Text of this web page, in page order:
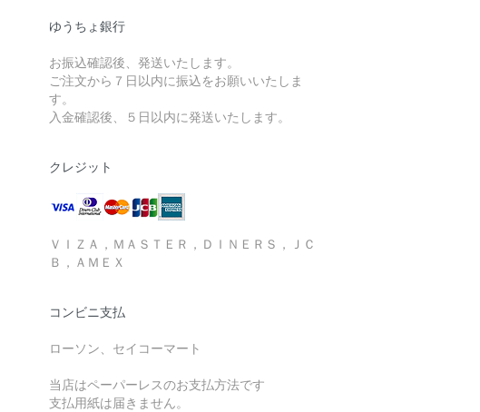
ゆうちょ銀行
お振込確認後、発送いたします。
ご注文から７日以内に振込をお願いいたしま
す。
入金確認後、５日以内に発送いたします。
クレジット
ＶＩＺＡ，ＭＡＳＴＥＲ，ＤＩＮＥＲＳ，ＪＣ
Ｂ，ＡＭＥＸ
コンビニ支払
ローソン、セイコーマート
当店はペーパーレスのお支払方法です
支払用紙は届きません。